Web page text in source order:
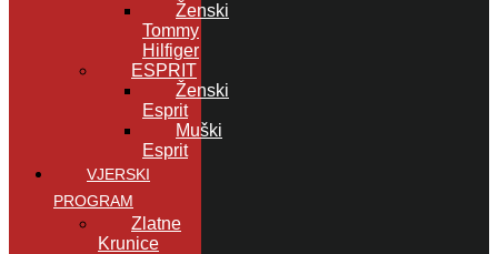
Ženski
Tommy
Hilfiger
ESPRIT
Ženski
Esprit
Muški
Esprit
VJERSKI
PROGRAM
Zlatne
Krunice